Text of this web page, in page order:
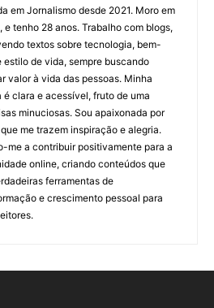
em Jornalismo desde 2021. Moro em
e tenho 28 anos. Trabalho com blogs,
textos sobre tecnologia, bem-
estilo de vida, sempre buscando
valor à vida das pessoas. Minha
é clara e acessível, fruto de uma
minuciosas. Sou apaixonada por
me trazem inspiração e alegria.
me a contribuir positivamente para a
online, criando conteúdos que
ferramentas de
e crescimento pessoal para